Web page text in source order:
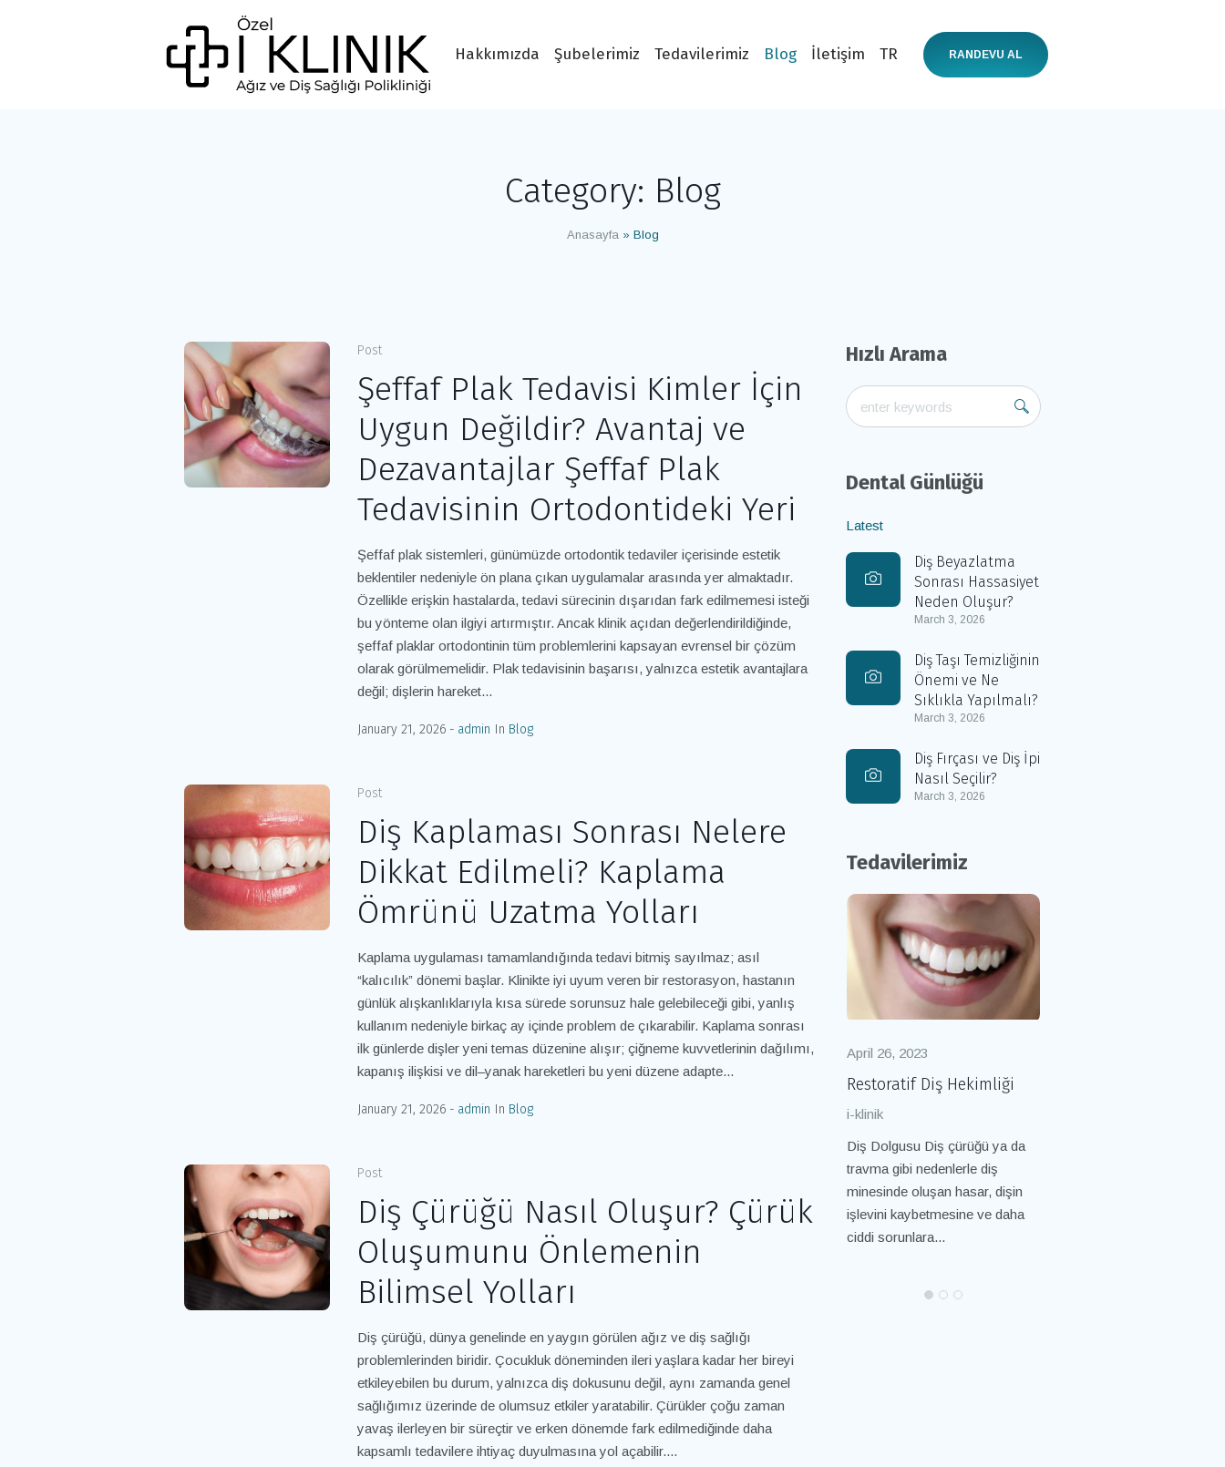
RANDEVU AL
Hakkımızda Şubelerimiz Tedavilerimiz Blog İletişim TR
Category: Blog
Anasayfa » Blog
Post
Şeffaf Plak Tedavisi Kimler İçin
Uygun Değildir? Avantaj ve
Dezavantajlar Şeffaf Plak
Tedavisinin Ortodontideki Yeri
Şeffaf plak sistemleri, günümüzde ortodontik tedaviler içerisinde estetik
beklentiler nedeniyle ön plana çıkan uygulamalar arasında yer almaktadır.
Özellikle erişkin hastalarda, tedavi sürecinin dışarıdan fark edilmemesi isteği
bu yönteme olan ilgiyi artırmıştır. Ancak klinik açıdan değerlendirildiğinde,
şeffaf plaklar ortodontinin tüm problemlerini kapsayan evrensel bir çözüm
olarak görülmemelidir. Plak tedavisinin başarısı, yalnızca estetik avantajlara
değil; dişlerin hareket...
January 21, 2026 admin In Blog
Post
Diş Kaplaması Sonrası Nelere
Dikkat Edilmeli? Kaplama
Ömrünü Uzatma Yolları
Kaplama uygulaması tamamlandığında tedavi bitmiş sayılmaz; asıl
“kalıcılık” dönemi başlar. Klinikte iyi uyum veren bir restorasyon, hastanın
günlük alışkanlıklarıyla kısa sürede sorunsuz hale gelebileceği gibi, yanlış
kullanım nedeniyle birkaç ay içinde problem de çıkarabilir. Kaplama sonrası
ilk günlerde dişler yeni temas düzenine alışır; çiğneme kuvvetlerinin dağılımı,
kapanış ilişkisi ve dil–yanak hareketleri bu yeni düzene adapte...
January 21, 2026 admin In Blog
Post
Diş Çürüğü Nasıl Oluşur? Çürük
Oluşumunu Önlemenin
Bilimsel Yolları
Diş çürüğü, dünya genelinde en yaygın görülen ağız ve diş sağlığı
problemlerinden biridir. Çocukluk döneminden ileri yaşlara kadar her bireyi
etkileyebilen bu durum, yalnızca diş dokusunu değil, aynı zamanda genel
sağlığımız üzerinde de olumsuz etkiler yaratabilir. Çürükler çoğu zaman
yavaş ilerleyen bir süreçtir ve erken dönemde fark edilmediğinde daha
kapsamlı tedavilere ihtiyaç duyulmasına yol açabilir....
Hızlı Arama
Dental Günlüğü
Latest
Diş Beyazlatma
Sonrası Hassasiyet
Neden Oluşur?
March 3, 2026
Diş Taşı Temizliğinin
Önemi ve Ne
Sıklıkla Yapılmalı?
March 3, 2026
Diş Fırçası ve Diş İpi
Nasıl Seçilir?
March 3, 2026
Tedavilerimiz
April 26, 2023
Restoratif Diş Hekimliği
i-klinik
Diş Dolgusu Diş çürüğü ya da
travma gibi nedenlerle diş
minesinde oluşan hasar, dişin
işlevini kaybetmesine ve daha
ciddi sorunlara...